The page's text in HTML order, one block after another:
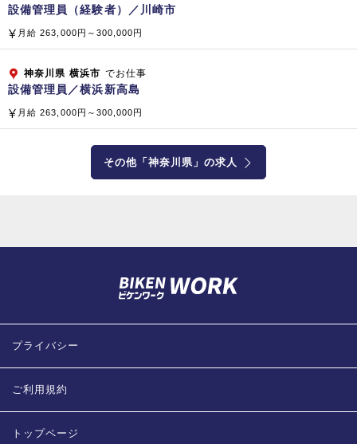
設備管理員（経験者）／川崎市
月給 263,000円～300,000円
神奈川県 横浜市 でお仕事
設備管理員／横浜新高島
月給 263,000円～300,000円
その他「神奈川県」の求人
プライバシー
ご利用規約
トップページ